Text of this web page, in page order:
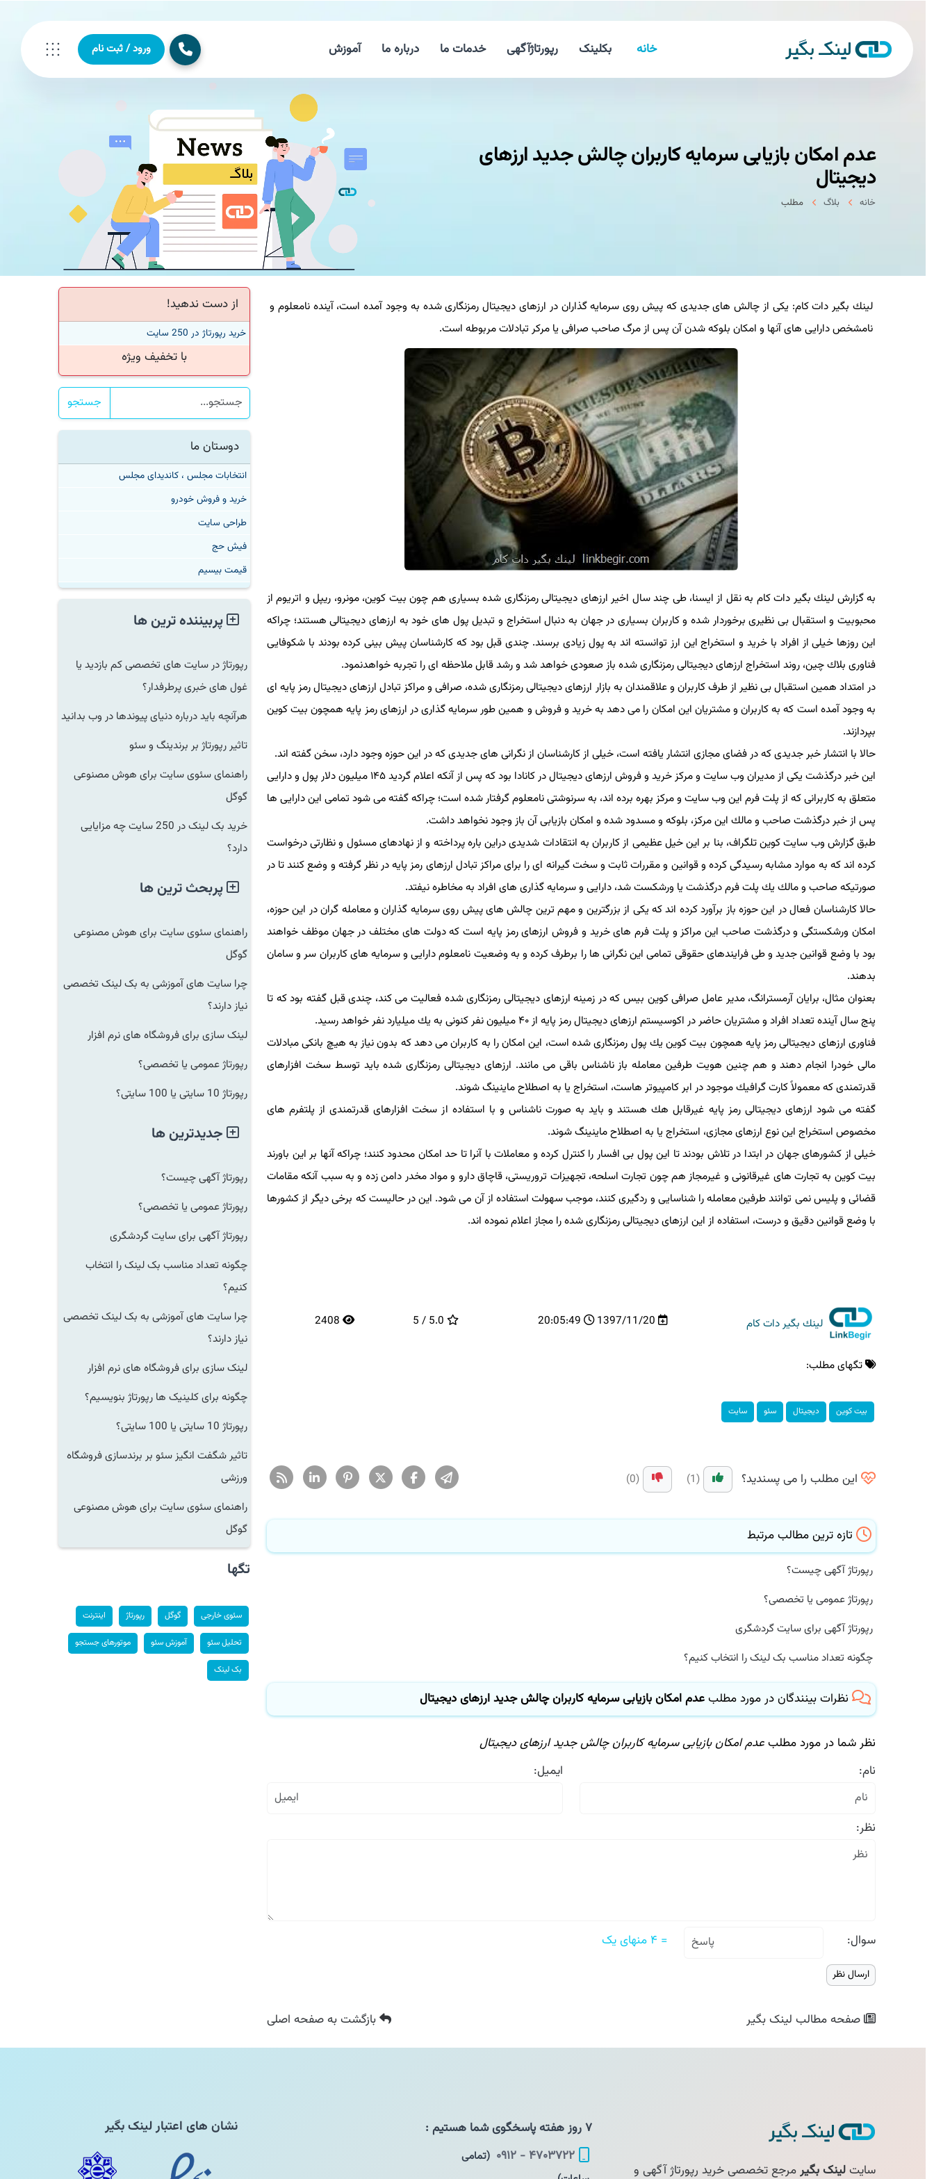
خانه بکلینک رپورتاژآگهی خدمات ما درباره ما آموزش ورود / ثبت نام
عدم امكان بازیابی سرمایه كاربران چالش جدید ارزهای
دیجیتال
خانه بلاگ مطلب
لینك بگیر دات كام: یكی از چالش های جدیدی كه پیش روی سرمایه گذاران در ارزهای دیجیتال رمزنگاری شده به وجود آمده است، آینده نامعلوم و
نامشخص دارایی های آنها و امكان بلوكه شدن آن پس از مرگ صاحب صرافی یا مركر تبادلات مربوطه است.
به گزارش لینك بگیر دات كام به نقل از ایسنا، طی چند سال اخیر ارزهای دیجیتالی رمزنگاری شده بسیاری هم چون بیت كوین، مونرو، ریپل و اتریوم از
محبوبیت و استقبال بی نظیری برخوردار شده و كاربران بسیاری در جهان به دنبال استخراج و تبدیل پول های خود به ارزهای دیجیتالی هستند؛ چراكه
این روزها خیلی از افراد با خرید و استخراج این ارز توانسته اند به پول زیادی برسند. چندی قبل بود كه كارشناسان پیش بینی كرده بودند با شكوفایی
فناوری بلاك چین، روند استخراج ارزهای دیجیتالی رمزنگاری شده باز صعودی خواهد شد و رشد قابل ملاحظه ای را تجربه خواهدنمود.
در امتداد همین استقبال بی نظیر از طرف كاربران و علاقمندان به بازار ارزهای دیجیتالی رمزنگاری شده، صرافی و مراكز تبادل ارزهای دیجیتال رمز پایه ای
به وجود آمده است كه به كاربران و مشتریان این امكان را می دهد به خرید و فروش و همین طور سرمایه گذاری در ارزهای رمز پایه همچون بیت كوین
بپردازند.
حالا با انتشار خبر جدیدی كه در فضای مجازی انتشار یافته است، خیلی از كارشناسان از نگرانی های جدیدی كه در این حوزه وجود دارد، سخن گفته اند.
این خبر درگذشت یكی از مدیران وب سایت و مركز خرید و فروش ارزهای دیجیتال در كانادا بود كه پس از آنكه اعلام گردید ۱۴۵ میلیون دلار پول و دارایی
متعلق به كاربرانی كه از پلت فرم این وب سایت و مركز بهره برده اند، به سرنوشتی نامعلوم گرفتار شده است؛ چراكه گفته می شود تمامی این دارایی ها
پس از خبر درگذشت صاحب و مالك این مركز، بلوكه و مسدود شده و امكان بازیابی آن باز وجود نخواهد داشت.
طبق گزارش وب سایت كوین تلگراف، بنا بر این خیل عظیمی از كاربران به انتقادات شدیدی دراین باره پرداخته و از نهادهای مسئول و نظارتی درخواست
كرده اند كه به موارد مشابه رسیدگی كرده و قوانین و مقررات ثابت و سخت گیرانه ای را برای مراكز تبادل ارزهای رمز پایه در نظر گرفته و وضع كنند تا در
صورتیكه صاحب و مالك یك پلت فرم درگذشت یا ورشكست شد، دارایی و سرمایه گذاری های افراد به مخاطره نیفتد.
حالا كارشناسان فعال در این حوزه باز برآورد كرده اند كه یكی از بزرگترین و مهم ترین چالش های پیش روی سرمایه گذاران و معامله گران در این حوزه،
امكان ورشكستگی و درگذشت صاحب این مراكز و پلت فرم های خرید و فروش ارزهای رمز پایه است كه دولت های مختلف در جهان موظف خواهند
بود با وضع قوانین جدید و طی فرایندهای حقوقی تمامی این نگرانی ها را برطرف كرده و به وضعیت نامعلوم دارایی و سرمایه های كاربران سر و سامان
بدهند.
بعنوان مثال، برایان آرمسترانگ، مدیر عامل صرافی كوین بیس كه در زمینه ارزهای دیجیتالی رمزنگاری شده فعالیت می كند، چندی قبل گفته بود كه تا
پنج سال آینده تعداد افراد و مشتریان حاضر در اكوسیستم ارزهای دیجیتال رمز پایه از ۴۰ میلیون نفر كنونی به یك میلیارد نفر خواهد رسید.
فناوری ارزهای دیجیتالی رمز پایه همچون بیت كوین یك پول رمزنگاری شده است، این امكان را به كاربران می دهد كه بدون نیاز به هیچ بانكی مبادلات
مالی خودرا انجام دهند و هم چنین هویت طرفین معامله باز ناشناس باقی می مانند. ارزهای دیجیتالی رمزنگاری شده باید توسط سخت افزارهای
قدرتمندی كه معمولاً كارت گرافیك موجود در ابر كامپیوتر هاست، استخراج یا به اصطلاح ماینینگ شوند.
گفته می شود ارزهای دیجیتالی رمز پایه غیرقابل هك هستند و باید به صورت ناشناس و با استفاده از سخت افزارهای قدرتمندی از پلتفرم های
مخصوص استخراج این نوع ارزهای مجازی، استخراج یا به اصطلاح ماینینگ شوند.
خیلی از كشورهای جهان در ابتدا در تلاش بودند تا این پول بی افسار را كنترل كرده و معاملات با آنرا تا حد امكان محدود كنند؛ چراكه آنها بر این باورند
بیت كوین به تجارت های غیرقانونی و غیرمجاز هم چون تجارت اسلحه، تجهیزات تروریستی، قاچاق دارو و مواد مخدر دامن زده و به سبب آنكه مقامات
قضائی و پلیس نمی توانند طرفین معامله را شناسایی و ردگیری كنند، موجب سهولت استفاده از آن می شود. این در حالیست كه برخی دیگر از كشورها
با وضع قوانین دقیق و درست، استفاده از این ارزهای دیجیتالی رمزنگاری شده را مجاز اعلام نموده اند.
لینك بگیر دات كام 1397/11/20
20:05:49
5.0 / 5
2408
تگهای مطلب:
بیت كوین دیجیتال سئو سایت
این مطلب را می پسندید؟
تازه ترین مطالب مرتبط
رپورتاژ آگهی چیست؟
رپورتاژ عمومی یا تخصصی؟
رپورتاژ آگهی برای سایت گردشگری
چگونه تعداد مناسب بک لینک را انتخاب کنیم؟
نظرات بینندگان در مورد مطلبعدم امكان بازیابی سرمایه كاربران چالش جدید ارزهای دیجیتال
نظر شما در مورد مطلبعدم امكان بازیابی سرمایه كاربران چالش جدید ارزهای دیجیتال
نام:
ایمیل:
نظر:
سوال: = ۴ منهای یک
صفحه مطالبلینک بگیر بازگشتبه صفحه اصلی
از دست ندهید!
خرید رپورتاژ در 250 سایت
با تخفیف ویژه
جستجو
دوستان ما
انتخابات مجلس ، کاندیدای مجلس
خرید و فروش خودرو
طراحی سایت
فیش حج
قیمت بیسیم
پربیننده ترین ها
رپورتاژ در سایت های تخصصی کم بازدید یا
غول های خبری پرطرفدار؟
هرآنچه باید درباره دنیای پیوندها در وب بدانید
تاثیر رپورتاژ بر برندینگ و سئو
راهنمای سئوی سایت برای هوش مصنوعی
گوگل
خرید بک لینک در 250 سایت چه مزایایی
دارد؟
پربحث ترین ها
راهنمای سئوی سایت برای هوش مصنوعی
گوگل
چرا سایت های آموزشی به بک لینک تخصصی
نیاز دارند؟
لینک سازی برای فروشگاه های نرم افزار
رپورتاژ عمومی یا تخصصی؟
رپورتاژ 10 سایتی یا 100 سایتی؟
جدیدترین ها
رپورتاژ آگهی چیست؟
رپورتاژ عمومی یا تخصصی؟
رپورتاژ آگهی برای سایت گردشگری
چگونه تعداد مناسب بک لینک را انتخاب
کنیم؟
چرا سایت های آموزشی به بک لینک تخصصی
نیاز دارند؟
لینک سازی برای فروشگاه های نرم افزار
چگونه برای کلینیک ها رپورتاژ بنویسیم؟
رپورتاژ 10 سایتی یا 100 سایتی؟
تاثیر شگفت انگیز سئو بر برندسازی فروشگاه
ورزشی
راهنمای سئوی سایت برای هوش مصنوعی
گوگل
تگها
سئوی خارجی گوگل رپورتاژ اینترنت
تحلیل سئو آموزش سئو موتورهای جستجو
بک لینک
سایتلینک بگیرمرجع تخصصی خرید رپورتاژ آگهی و
۴۷۰۳۷۲۲ - ۰۹۱۲
(تمامی
نشان های اعتبار لینک بگیر